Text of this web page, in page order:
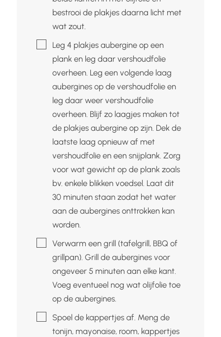
bestrooi de plakjes daarna licht met
wat zout.
▢Leg 4 plakjes aubergine op een
plank en leg daar vershoudfolie
overheen. Leg een volgende laag
aubergines op de vershoudfolie en
leg daar weer vershoudfolie
overheen. Blijf zo laagjes maken tot
de plakjes aubergine op zijn. Dek de
laatste laag opnieuw af met
vershoudfolie en een snijplank. Zorg
voor wat gewicht op de plank zoals
bv. enkele blikken voedsel. Laat dit
30 minuten staan zodat het water
aan de aubergines onttrokken kan
worden.
▢Verwarm een grill (tafelgrill, BBQ of
grillpan). Grill de aubergines voor
ongeveer 5 minuten aan elke kant.
Voeg eventueel nog wat olijfolie toe
op de aubergines.
▢Spoel de kappertjes af. Meng de
tonijn, mayonaise, room, kappertjes